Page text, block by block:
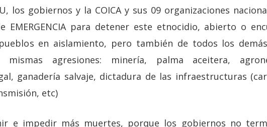
los gobiernos y la COICA y sus 09 organizaciones
EMERGENCIA para detener este etnocidio, abierto o
en aislamiento, pero también de todos los
agresiones: minería, palma aceitera,
ganadería salvaje, dictadura de las infraestructuras
etc)
e impedir más muertes, porque los gobiernos no